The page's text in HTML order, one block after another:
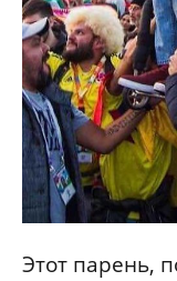
Этот парень,